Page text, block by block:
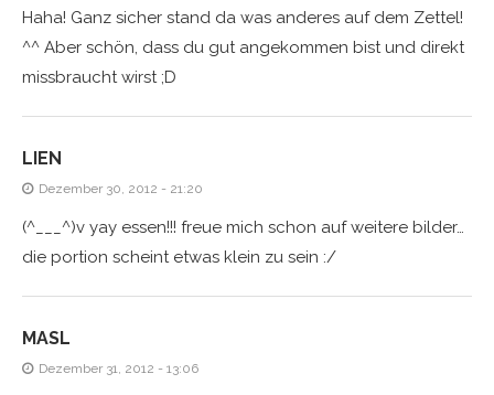
Haha! Ganz sicher stand da was anderes auf dem Zettel!
^^ Aber schön, dass du gut angekommen bist und direkt
missbraucht wirst ;D
LIEN
Dezember 30, 2012 - 21:20
(^___^)v yay essen!!! freue mich schon auf weitere bilder…
die portion scheint etwas klein zu sein :/
MASL
Dezember 31, 2012 - 13:06